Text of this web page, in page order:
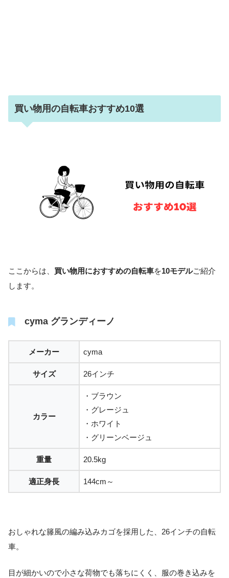
買い物用の自転車おすすめ10選
ここからは、 買い物用におすすめの自転車を10モデルご紹介
します。
cyma グランディーノ
メーカー cyma
サイズ 26インチ
カラー
・ブラウン
・グレージュ
・ホワイト
・グリーンベージュ
重量 20.5kg
適正身長 144cm～
おしゃれな籐風の編み込みカゴを採用した、26インチの自転
車。
目が細かいので小さな荷物でも落ちにくく、服の巻き込みを